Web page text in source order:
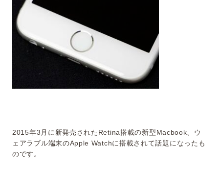
2015年3月に新発売されたRetina搭載の新型Macbook、ウ
ェアラブル端末のApple Watchに搭載されて話題になったも
のです。